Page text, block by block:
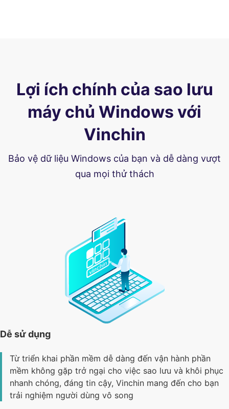
Lợi ích chính của sao lưu
máy chủ Windows với
Vinchin
Bảo vệ dữ liệu Windows của bạn và dễ dàng vượt
qua mọi thử thách
Dễ sử dụng
Từ triển khai phần mềm dễ dàng đến vận hành phần
mềm không gặp trở ngại cho việc sao lưu và khôi phục
nhanh chóng, đáng tin cậy, Vinchin mang đến cho bạn
trải nghiệm người dùng vô song